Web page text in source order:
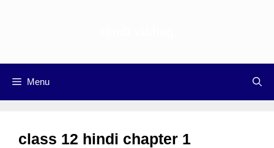
Menu
class 12 hindi chapter 1